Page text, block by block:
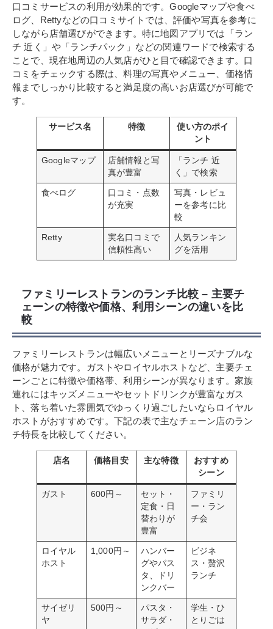
口コミサービスの利用が効果的です。Googleマップや食べ
ログ、Rettyなどの口コミサイトでは、評価や写真を参考に
しながら店舗選びができます。特に地図アプリでは「ラン
チ 近く」や「ランチパック」などの関連ワードで検索する
ことで、現在地周辺の人気店がひと目で確認できます。口
コミをチェックする際は、料理の写真やメニュー、価格情
報までしっかり比較すると満足度の高いお店選びが可能で
す。
サービス名 特徴
使い方のポイ
ント
Googleマップ
店舗情報と写
真が豊富
「ランチ 近
く」で検索
食べログ
口コミ・点数
が充実
写真・レビュ
ーを参考に比
較
Retty
実名口コミで
信頼性高い
人気ランキン
グを活用
ファミリーレストランのランチ比較 – 主要チ
ェーンの特徴や価格、利用シーンの違いを比
較
ファミリーレストランは幅広いメニューとリーズナブルな
価格が魅力です。ガストやロイヤルホストなど、主要チェ
ーンごとに特徴や価格帯、利用シーンが異なります。家族
連れにはキッズメニューやセットドリンクが豊富なガス
ト、落ち着いた雰囲気でゆっくり過ごしたいならロイヤル
ホストがおすすめです。下記の表で主なチェーン店のラン
チ特長を比較してください。
店名 価格目安 主な特徴
おすすめ
シーン
ガスト 600円～
セット・
定食・日
替わりが
豊富
ファミリ
ー・ラン
チ会
ロイヤル
ホスト
1,000円～
ハンバー
グやパス
タ、ドリ
ンクバー
ビジネ
ス・贅沢
ランチ
サイゼリ
ヤ
500円～
パスタ・
サラダ・
学生・ひ
とりごは